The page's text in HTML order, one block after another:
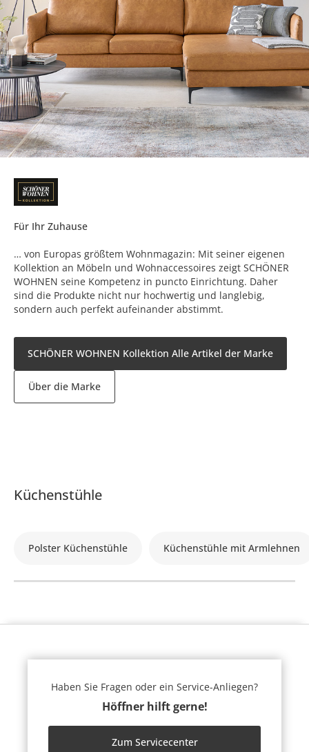
Für Ihr Zuhause
… von Europas größtem Wohnmagazin: Mit seiner eigenen
Kollektion an Möbeln und Wohnaccessoires zeigt SCHÖNER
WOHNEN seine Kompetenz in puncto Einrichtung. Daher
sind die Produkte nicht nur hochwertig und langlebig,
sondern auch perfekt aufeinander abstimmt.
SCHÖNER WOHNEN Kollektion Alle Artikel der Marke
Über die Marke
Küchenstühle
Polster Küchenstühle Küchenstühle mit Armlehnen
Haben Sie Fragen oder ein Service-Anliegen?
Höffner hilft gerne!
Zum Servicecenter